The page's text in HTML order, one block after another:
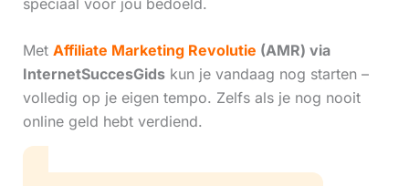
Met Affiliate Marketing Revolutie (AMR) via
InternetSuccesGidskun je vandaag nog starten –
volledig op je eigen tempo. Zelfs als je nog nooit
online geld hebt verdiend.